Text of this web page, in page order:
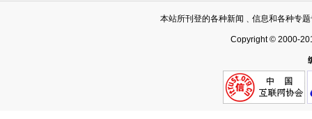
本站所刊登的各种新闻﹑信息和各种专
Copyright © 2000-